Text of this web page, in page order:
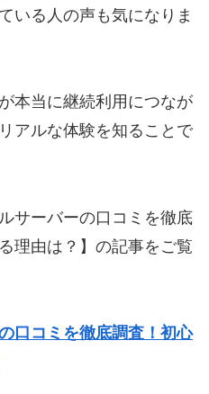
いる人の声も気になりま
本当に継続利用につなが
アルな体験を知ることで
サーバーの口コミを徹底
理由は？】の記事をご覧
口コミを徹底調査！初心